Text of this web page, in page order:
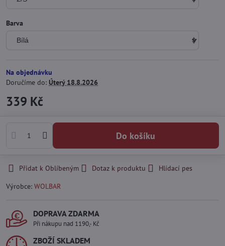
Barva
Na objednávku
Doručíme do: Úterý18.8.2026
339 Kč
Do košíku
Přidat k Oblíbeným Dotaz k produktu
Hlídací pes
Výrobce: WOLBAR
DOPRAVA ZDARMA
Při nákupu nad 1190,- Kč
ZBOŽÍ SKLADEM